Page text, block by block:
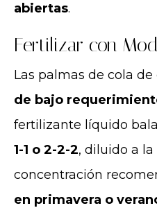
abiertas.
Fertilizar con
Las palmas de cola de
de bajo
fertilizante líquido
1-1 o 2-2-2, diluido a
concentración
en primavera o